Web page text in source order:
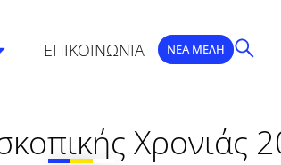
ΕΠΙΚΟΙΝΩΝΙΑ ΝΕΑ ΜΕΛΗ
Χρονιάς